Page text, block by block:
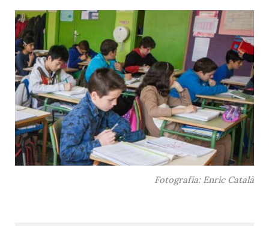
Fotografía: Enric Català